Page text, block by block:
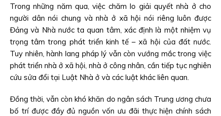
Trong những năm qua, việc chăm lo giải quyết nhà ở cho
người dân nói chung và nhà ở xã hội nói riêng luôn được
Đảng và Nhà nước ta quan tâm, xác định là một nhiệm vụ
trọng tâm trong phát triển kinh tế – xã hội của đất nước.
Tuy nhiên, hành lang pháp lý vẫn còn vướng mắc trong việc
phát triển nhà ở xã hội, nhà ở công nhân, cần tiếp tục nghiên
cứu sửa đổi tại Luật Nhà ở và các luật khác liên quan.
Đồng thời, vẫn còn khó khăn do ngân sách Trung ương chưa
bố trí được đầy đủ nguồn vốn ưu đãi thực hiện chính sách